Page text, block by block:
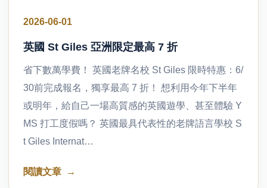
2026-06-01
英國 St Giles 亞洲限定最高 7 折
省下數萬學費！ 英國老牌名校 St Giles 限時特惠：6/
30前完成報名，獨享最高 7 折！ 想利用今年下半年
或明年，給自己一場高質感的英國遊學、甚至體驗 Y
MS 打工度假嗎？ 英國最具代表性的老牌語言學校 S
t Giles Internat…
閱讀文章